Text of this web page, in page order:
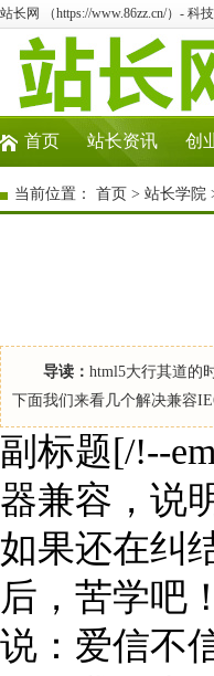
站长网 （https://www.86zz.cn/）- 科
首页 站长资讯 创
当前位置： 首页 > 站长学院
导读： html5大行其道的
下面我们来看几个解决兼容
副标题[/!--
器兼容，说
如果还在纠
后，苦学吧
说：爱信不